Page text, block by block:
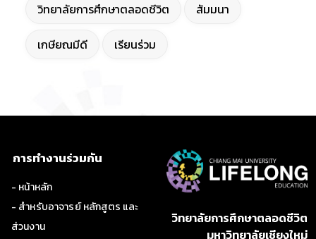
วิทยาลัยการศึกษาตลอดชีวิต สัมมนา
เกษียณมีดี เรียนร่วม
การทำงานร่วมกัน
- หน้าหลัก
- สำหรับอาจารย์ หลักสูตร และ
ส่วนงาน
วิทยาลัยการศึกษาตลอดชีวิต
มหาวิทยาลัยเชียงใหม่